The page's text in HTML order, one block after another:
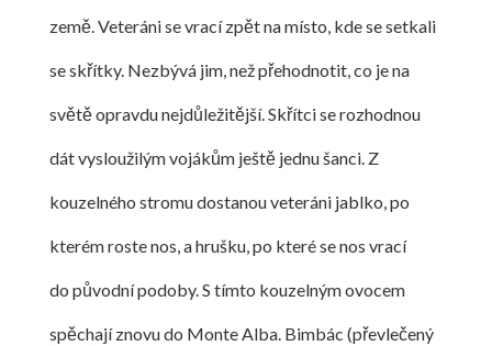
země. Veteráni se vrací zpět na místo, kde se setkali
se skřítky. Nezbývá jim, než přehodnotit, co je na
světě opravdu nejdůležitější. Skřítci se rozhodnou
dát vysloužilým vojákům ještě jednu šanci. Z
kouzelného stromu dostanou veteráni jablko, po
kterém roste nos, a hrušku, po které se nos vrací
do původní podoby. S tímto kouzelným ovocem
spěchají znovu do Monte Alba. Bimbác (převlečený